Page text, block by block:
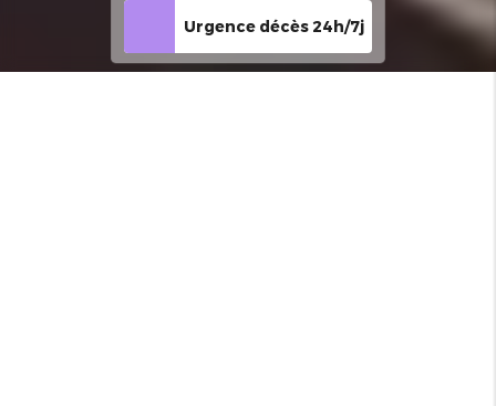
Urgence décès 24h/7j